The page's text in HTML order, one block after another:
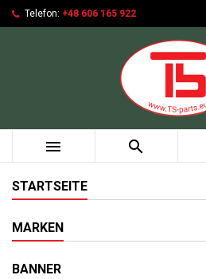
Telefon: +48 606 165 922
 
STARTSEITE
MARKEN
BANNER